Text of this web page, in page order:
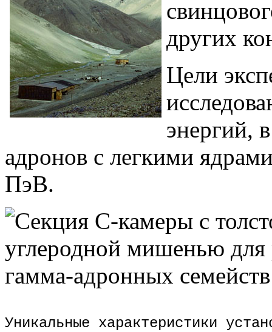
других
Цели
энергий,
адронов с легкими
ПэВ.
Уникальные характеристики